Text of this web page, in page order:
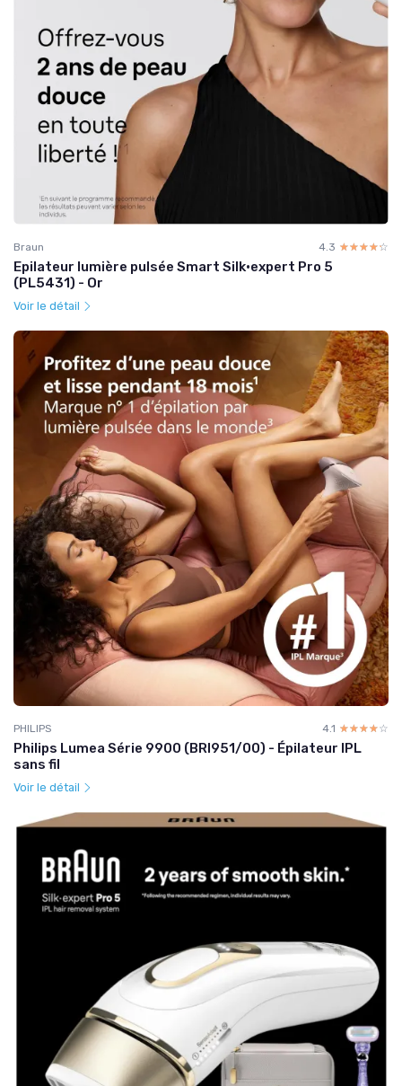
Braun 4.3 ☆☆☆☆☆
★★★★★
Epilateur lumière pulsée Smart Silk·expert Pro 5
(PL5431) - Or
Voir le détail
PHILIPS 4.1 ☆☆☆☆☆
★★★★★
Philips Lumea Série 9900 (BRI951/00) - Épilateur IPL
sans fil
Voir le détail